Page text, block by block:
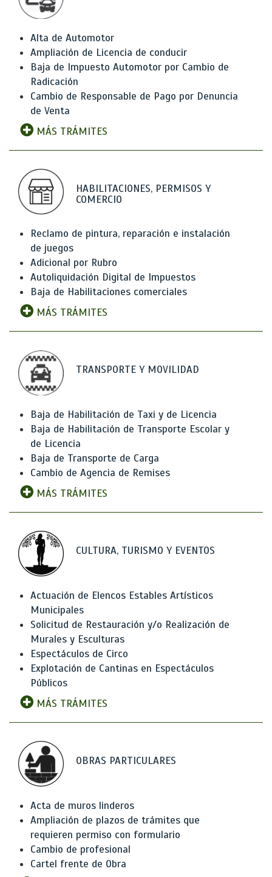
Alta de Automotor
Ampliación de Licencia de conducir
Baja de Impuesto Automotor por Cambio de
Radicación
Cambio de Responsable de Pago por Denuncia
de Venta
MÁS TRÁMITES
HABILITACIONES, PERMISOS Y
COMERCIO
Reclamo de pintura, reparación e instalación
de juegos
Adicional por Rubro
Autoliquidación Digital de Impuestos
Baja de Habilitaciones comerciales
MÁS TRÁMITES
TRANSPORTE Y MOVILIDAD
Baja de Habilitación de Taxi y de Licencia
Baja de Habilitación de Transporte Escolar y
de Licencia
Baja de Transporte de Carga
Cambio de Agencia de Remises
MÁS TRÁMITES
CULTURA, TURISMO Y EVENTOS
Actuación de Elencos Estables Artísticos
Municipales
Solicitud de Restauración y/o Realización de
Murales y Esculturas
Espectáculos de Circo
Explotación de Cantinas en Espectáculos
Públicos
MÁS TRÁMITES
OBRAS PARTICULARES
Acta de muros linderos
Ampliación de plazos de trámites que
requieren permiso con formulario
Cambio de profesional
Cartel frente de Obra